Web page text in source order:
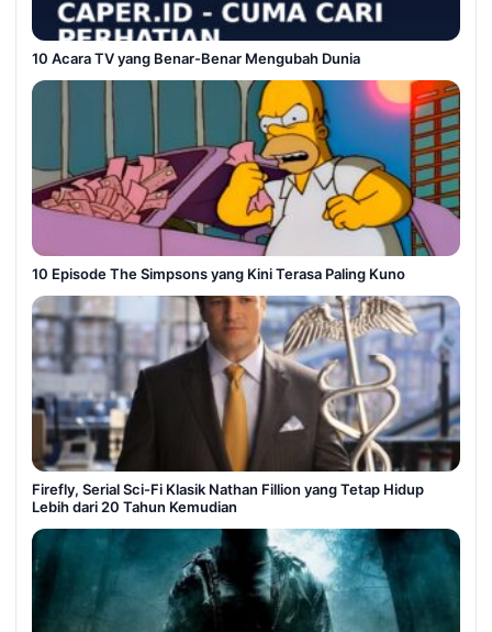
10 Acara TV yang Benar-Benar Mengubah Dunia
10 Episode The Simpsons yang Kini Terasa Paling Kuno
Firefly, Serial Sci-Fi Klasik Nathan Fillion yang Tetap Hidup
Lebih dari 20 Tahun Kemudian